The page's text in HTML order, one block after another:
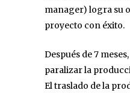
manager) logra su
proyecto con éxito.
Después de 7
paralizar la
El traslado de la